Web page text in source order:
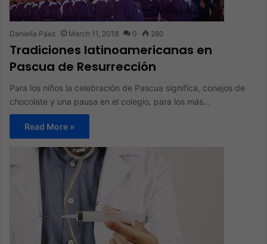
Daniella Páez March 11, 2018 0 280
Tradiciones latinoamericanas en
Pascua de Resurrección
Para los niños la celebración de Pascua significa, conejos de
chocolate y una pausa en el colegio, para los más…
Read More »